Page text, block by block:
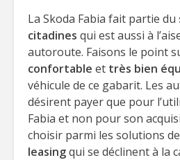
La Skoda Fabia fait partie du
citadines qui est aussi à
autoroute. Faisons le point
confortable et très bien
véhicule de ce gabarit. Les
désirent payer que pour
Fabia et non pour son
choisir parmi les solutions
leasingqui se déclinent à la